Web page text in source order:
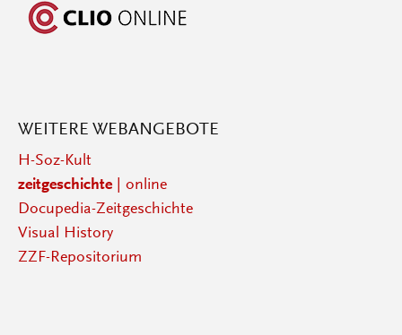
WEITERE WEBANGEBOTE
H-Soz-Kult
zeitgeschichte| online
Docupedia-Zeitgeschichte
Visual History
ZZF-Repositorium